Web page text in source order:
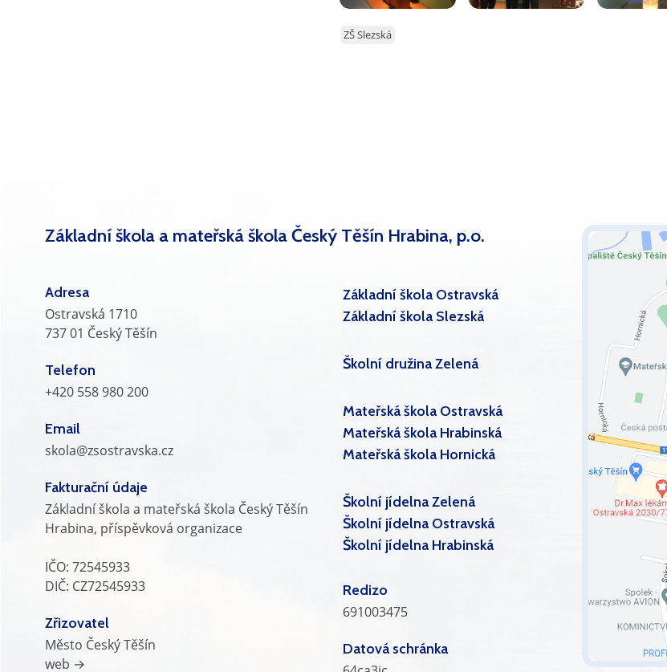
ZŠ Slezská
Základní škola a mateřská škola Český Těšín Hrabina, p.o.
Adresa
Ostravská 1710
737 01 Český Těšín
Telefon
+420 558 980 200
Email
skola@zsostravska.cz
Fakturační údaje
Základní škola a mateřská škola Český Těšín
Hrabina, příspěvková organizace
IČO: 72545933
DIČ: CZ72545933
Zřizovatel
Město Český Těšín
web →
Základní škola Ostravská
Základní škola Slezská
Školní družina Zelená
Mateřská škola Ostravská
Mateřská škola Hrabinská
Mateřská škola Hornická
Školní jídelna Zelená
Školní jídelna Ostravská
Školní jídelna Hrabinská
Redizo
691003475
Datová schránka